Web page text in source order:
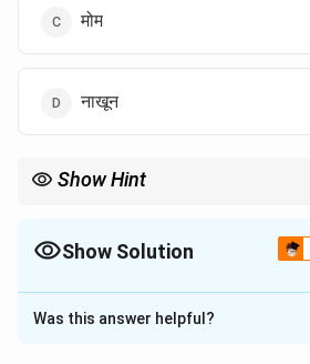
मोम
नाखून
Show Hint
Show Solution
The Correct Option isC
Solution and Explanation
Was this answer helpful?